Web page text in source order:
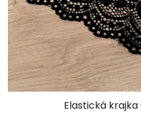
Elastická